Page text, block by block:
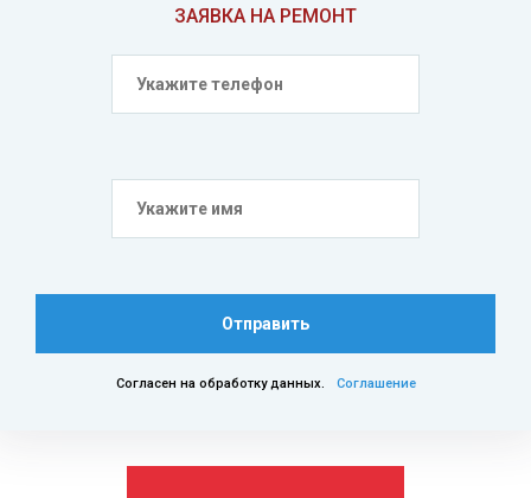
ЗАЯВКА НА РЕМОНТ
Отправить
Согласен на обработку данных. Соглашение